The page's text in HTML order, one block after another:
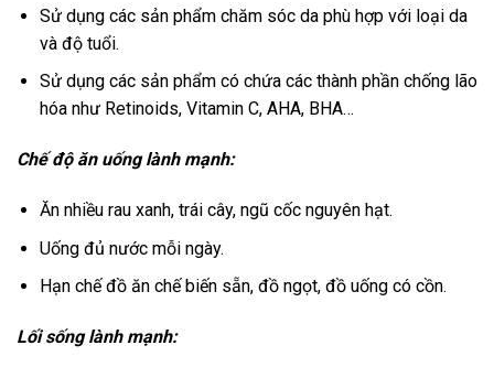
Sử dụng các sản phẩm chăm sóc da phù hợp với loại da
và độ tuổi.
Sử dụng các sản phẩm có chứa các thành phần chống lão
hóa như Retinoids, Vitamin C, AHA, BHA…
Chế độ ăn uống lành mạnh:
Ăn nhiều rau xanh, trái cây, ngũ cốc nguyên hạt.
Uống đủ nước mỗi ngày.
Hạn chế đồ ăn chế biến sẵn, đồ ngọt, đồ uống có cồn.
Lối sống lành mạnh: